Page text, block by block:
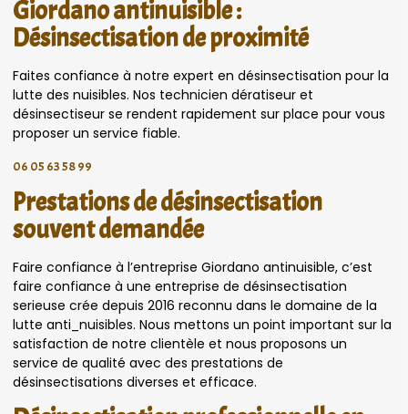
Giordano antinuisible :
Désinsectisation de proximité
Faites confiance à notre expert en désinsectisation pour la
lutte des nuisibles. Nos technicien dératiseur et
désinsectiseur se rendent rapidement sur place pour vous
proposer un service fiable.
06 05 63 58 99
Prestations de désinsectisation
souvent demandée
Faire confiance à l’entreprise Giordano antinuisible, c’est
faire confiance à une entreprise de désinsectisation
serieuse crée depuis 2016 reconnu dans le domaine de la
lutte anti_nuisibles. Nous mettons un point important sur la
satisfaction de notre clientèle et nous proposons un
service de qualité avec des prestations de
désinsectisations diverses et efficace.